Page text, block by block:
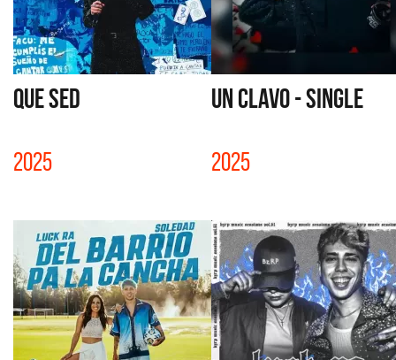
QUE SED
2025
UN CLAVO - SINGLE
2025